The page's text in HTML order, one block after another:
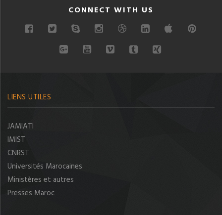
CONNECT WITH US
LIENS UTILES
JAMIATI
IMIST
CNRST
Universités Marocaines
Ministères et autres
Presses Maroc